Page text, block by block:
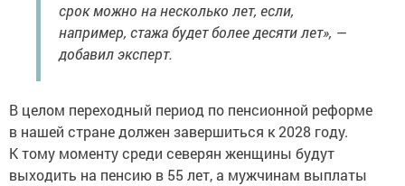
срок можно на несколько лет, если,
например, стажа будет более десяти лет», —
добавил эксперт.
В целом переходный период по пенсионной реформе
в нашей стране должен завершиться к 2028 году.
К тому моменту среди северян женщины будут
выходить на пенсию в 55 лет, а мужчинам выплаты